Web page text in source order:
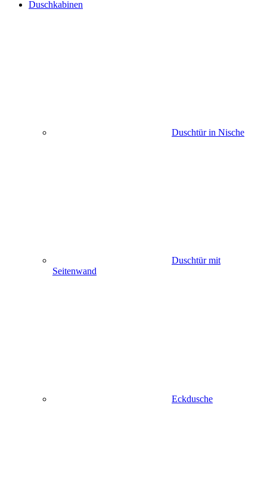
Duschkabinen
Duschtür in Nische
Duschtür mit
Seitenwand
Eckdusche